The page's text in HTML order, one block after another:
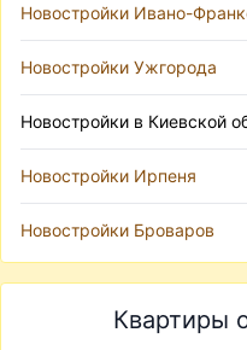
Новостройки Ивано-
Новостройки Ужгорода
Новостройки в Киевской
Новостройки Ирпеня
Новостройки Броваров
Квартиры